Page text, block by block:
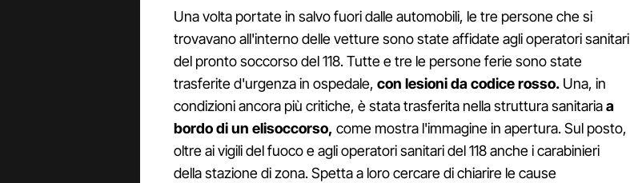
Una volta portate in salvo fuori dalle automobili, le tre persone che si
trovavano all'interno delle vetture sono state affidate agli operatori sanitari
del pronto soccorso del 118. Tutte e tre le persone ferie sono state
trasferite d'urgenza in ospedale, con lesioni da codice rosso. Una, in
condizioni ancora più critiche, è stata trasferita nella struttura sanitariaa
bordo di un elisoccorso, come mostra l'immagine in apertura. Sul posto,
oltre ai vigili del fuoco e agli operatori sanitari del 118 anche i carabinieri
della stazione di zona. Spetta a loro cercare di chiarire le cause